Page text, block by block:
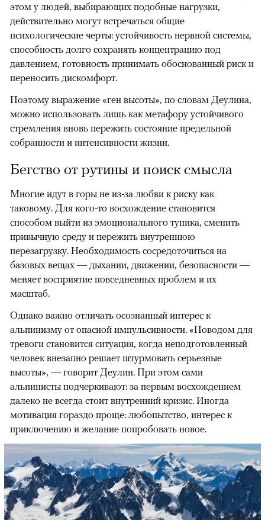
этом у людей, выбирающих подобные нагрузки,
действительно могут встречаться общие
психологические черты: устойчивость нервной системы,
способность долго сохранять концентрацию под
давлением, готовность принимать обоснованный риск и
переносить дискомфорт.
Поэтому выражение «ген высоты», по словам Деулина,
можно использовать лишь как метафору устойчивого
стремления вновь пережить состояние предельной
собранности и интенсивности жизни.
Бегство от рутины и поиск смысла
Многие идут в горы не из-за любви к риску как
таковому. Для кого-то восхождение становится
способом выйти из эмоционального тупика, сменить
привычную среду и пережить внутреннюю
перезагрузку. Необходимость сосредоточиться на
базовых вещах — дыхании, движении, безопасности —
меняет восприятие повседневных проблем и их
масштаб.
Однако важно отличать осознанный интерес к
альпинизму от опасной импульсивности. «Поводом для
тревоги становится ситуация, когда неподготовленный
человек внезапно решает штурмовать серьезные
высоты», — говорит Деулин. При этом сами
альпинисты подчеркивают: за первым восхождением
далеко не всегда стоит внутренний кризис. Иногда
мотивация гораздо проще: любопытство, интерес к
приключению и желание попробовать новое.